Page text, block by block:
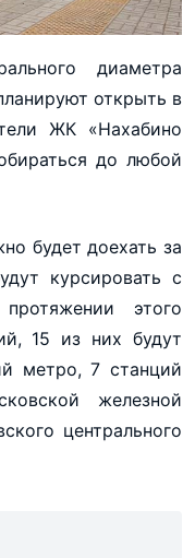
диаметра
открыть в
ЖК «Нахабино
до любой
будет доехать за
курсировать с
этого
15 из них будут
метро, 7 станций
железной
центрального